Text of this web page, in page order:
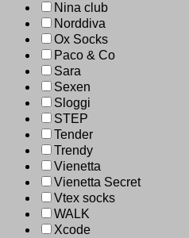
Nina club
Norddiva
Ox Socks
Paco & Co
Sara
Sexen
Sloggi
STEP
Tender
Trendy
Vienetta
Vienetta Secret
Vtex socks
WALK
Xcode